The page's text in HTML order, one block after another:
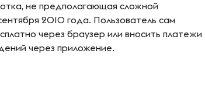
не предполагающая сложной
2010 года. Пользователь сам
через браузер или вносить платежи
через приложение.